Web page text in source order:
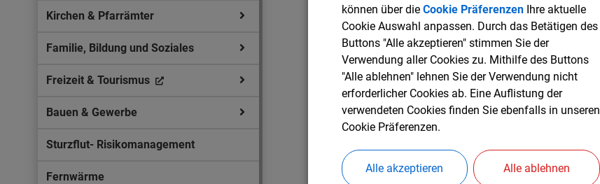
Kirchen & Pfarrämter
Familie, Bildung und Soziales
Freizeit & Tourismus
Bauen & Gewerbe
Sturzflut- Risikomanagement
Fernwärme
können über die Cookie PräferenzenIhre aktuelle
Cookie Auswahl anpassen. Durch das Betätigen des
Buttons "Alle akzeptieren" stimmen Sie der
Verwendung aller Cookies zu. Mithilfe des Buttons
"Alle ablehnen" lehnen Sie der Verwendung nicht
erforderlicher Cookies ab. Eine Auflistung der
verwendeten Cookies finden Sie ebenfalls in unseren
Cookie Präferenzen.
Alle akzeptieren Alle ablehnen